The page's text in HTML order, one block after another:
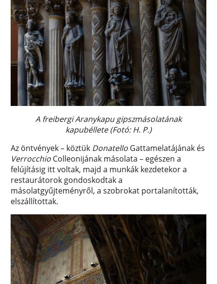
A freibergi Aranykapu gipszmásolatának
kapubéllete (Fotó: H. P.)
Az öntvények – köztük Donatello Gattamelatájának és
Verrocchio Colleonijának másolata – egészen a
felújításig itt voltak, majd a munkák kezdetekor a
restaurátorok gondoskodtak a
másolatgyűjteményről, a szobrokat portalanították,
elszállítottak.